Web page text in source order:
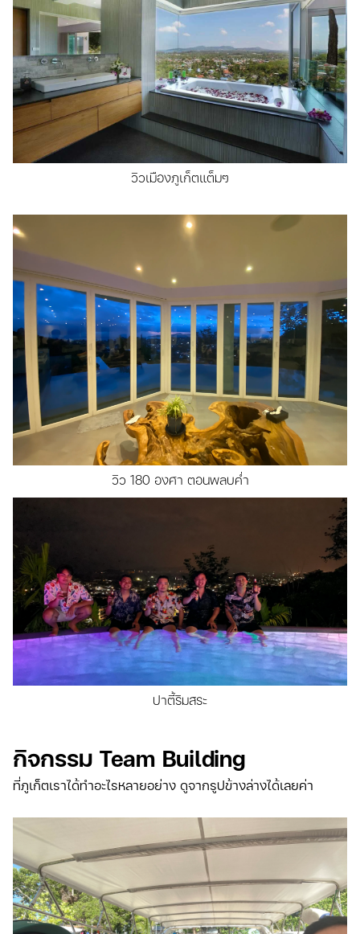
วิวเมืองภูเก็ตแต็มๆ
วิว 180 องศา ตอนพลบค่ำ
ปาตี้ริมสระ
กิจกรรม Team Building
ที่ภูเก็ตเราได้ทำอะไรหลายอย่าง ดูจากรูปข้างล่างได้เลยค่า